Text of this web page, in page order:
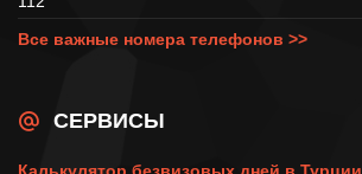
Все важные номера телефонов >>
СЕРВИСЫ